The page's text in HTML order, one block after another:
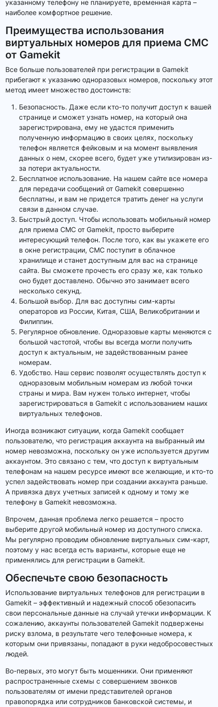
указанному телефону не планируете, временная карта –
наиболее комфортное решение.
Преимущества использования
виртуальных номеров для приема СМС
от Gamekit
Все больше пользователей при регистрации в Gamekit
прибегают к указанию одноразовых номеров, поскольку этот
метод имеет множество достоинств:
Безопасность. Даже если кто-то получит доступ к вашей
странице и сможет узнать номер, на который она
зарегистрирована, ему не удастся применить
полученную информацию в своих целях, поскольку
телефон является фейковым и на момент выявления
данных о нем, скорее всего, будет уже утилизирован из-
за потери актуальности.
Бесплатное использование. На нашем сайте все номера
для передачи сообщений от Gamekit совершенно
бесплатны, и вам не придется тратить денег на услуги
связи в данном случае.
Быстрый доступ. Чтобы использовать мобильный номер
для приема СМС от Gamekit, просто выберите
интересующий телефон. После того, как вы укажете его
в окне регистрации, СМС поступит в облачное
хранилище и станет доступным для вас на странице
сайта. Вы сможете прочесть его сразу же, как только
оно будет доставлено. Обычно это занимает всего
несколько секунд.
Большой выбор. Для вас доступны сим-карты
операторов из России, Китая, США, Великобритании и
Филиппин.
Регулярное обновление. Одноразовые карты меняются с
большой частотой, чтобы вы всегда могли получить
доступ к актуальным, не задействованным ранее
номерам.
Удобство. Наш сервис позволят осуществлять доступ к
одноразовым мобильным номерам из любой точки
страны и мира. Вам нужен только интернет, чтобы
зарегистрироваться в Gamekit с использованием наших
виртуальных телефонов.
Иногда возникают ситуации, когда Gamekit сообщает
пользователю, что регистрация аккаунта на выбранный им
номер невозможна, поскольку он уже используется другим
аккаунтом. Это связано с тем, что доступ к виртуальным
телефонам на нашем ресурсе имеют все желающие, и кто-то
успел задействовать номер при создании аккаунта раньше.
А привязка двух учетных записей к одному и тому же
телефону в Gamekit невозможна.
Впрочем, данная проблема легко решается – просто
выберите другой мобильный номер из доступного списка.
Мы регулярно проводим обновление виртуальных сим-карт,
поэтому у нас всегда есть варианты, которые еще не
применялись для регистрации в Gamekit.
Обеспечьте свою безопасность
Использование виртуальных телефонов для регистрации в
Gamekit – эффективный и надежный способ обезопасить
свои персональные данные на случай утечки информации. К
сожалению, аккаунты пользователей Gamekit подвержены
риску взлома, в результате чего телефонные номера, к
которым они привязаны, попадают в руки недобросовестных
людей.
Во-первых, это могут быть мошенники. Они применяют
распространенные схемы с совершением звонков
пользователям от имени представителей органов
правопорядка или сотрудников банковской системы, и